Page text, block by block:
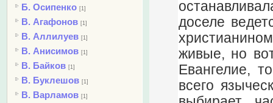
Б. Осипенко [1]
В. Агафонов [1]
В. Аллилуев [1]
В. Анисимов [1]
В. Байков [1]
В. Буклешов [1]
В. Варламов [1]
доселе
живые, но
Евангелие,
всего